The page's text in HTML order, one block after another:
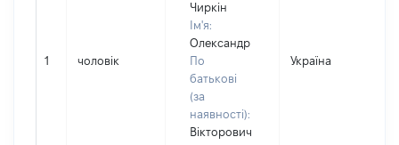
1 чоловік
Чиркін
Ім'я:
Олександр
По
батькові
(за
наявності):
Вікторович
Україна